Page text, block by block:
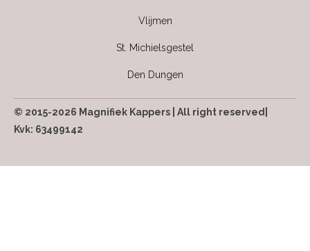
Vlijmen
St. Michielsgestel
Den Dungen
© 2015-2026 Magnifiek Kappers | All right reserved|
Kvk: 63499142